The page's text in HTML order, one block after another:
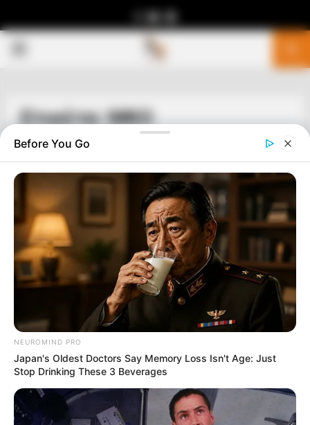
Ετικέτα: ΜΚΟ
ΔΙΕΘΝΗ ΣΗΜΑΝΤΙΚΕΣ ΕΙΔΗΣΕΙΣ
Άρχισε… ο Trump ανοίγει τον φάκελο
George Soros
Άρχισε… ο Trump ανοίγει τον φάκελο George Soros – Τα
«τέρατα» του μαύρου χρήματος, σκάει το σκάνδαλο των δύο
Before You Go
NEUROMIND PRO
Japan's Oldest Doctors Say Memory Loss Isn't Age: Just
Stop Drinking These 3 Beverages